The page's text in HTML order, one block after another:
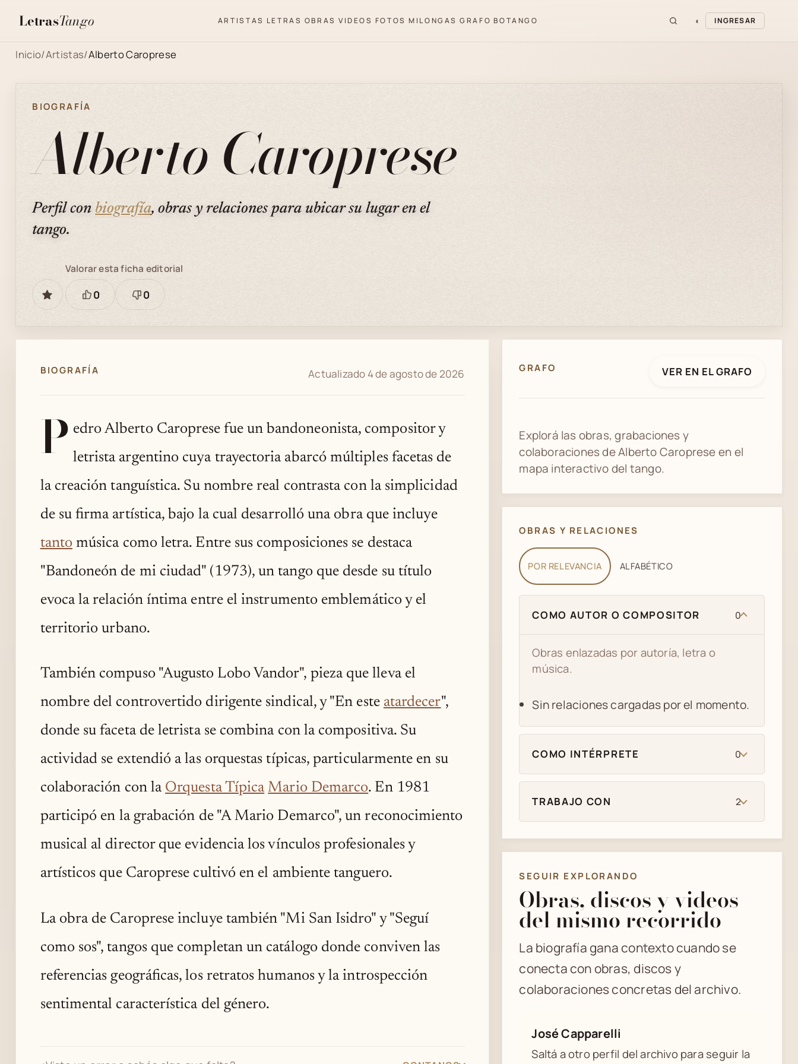
LetrasTango ARTISTAS LETRAS OBRAS VIDEOS FOTOS MILONGAS GRAFO BOTANGO ◐ INGRESAR
Inicio/Artistas/Alberto Caroprese
BIOGRAFÍA
Alberto Caroprese
Perfil con biografía, obras y relaciones para ubicar su lugar en el
tango.
GUARDAR
Valorar esta ficha editorial
Está
0
Necesita
0
BIOGRAFÍA Actualizado 4 de agosto de 2026
P edro Alberto Caroprese fue un bandoneonista, compositor y
letrista argentino cuya trayectoria abarcó múltiples facetas de
la creación tanguística. Su nombre real contrasta con la simplicidad
de su firma artística, bajo la cual desarrolló una obra que incluye
tantomúsica como letra. Entre sus composiciones se destaca
"Bandoneón de mi ciudad" (1973), un tango que desde su título
evoca la relación íntima entre el instrumento emblemático y el
territorio urbano.
También compuso "Augusto Lobo Vandor", pieza que lleva el
nombre del controvertido dirigente sindical, y "En este atardecer",
donde su faceta de letrista se combina con la compositiva. Su
actividad se extendió a las orquestas típicas, particularmente en su
colaboración con la Orquesta Típica Mario Demarco. En 1981
participó en la grabación de "A Mario Demarco", un reconocimiento
musical al director que evidencia los vínculos profesionales y
artísticos que Caroprese cultivó en el ambiente tanguero.
La obra de Caroprese incluye también "Mi San Isidro" y "Seguí
como sos", tangos que completan un catálogo donde conviven las
referencias geográficas, los retratos humanos y la introspección
sentimental característica del género.
GRAFO VER EN EL GRAFO
Explorá las obras, grabaciones y
colaboraciones de Alberto Caroprese en el
mapa interactivo del tango.
OBRAS Y RELACIONES
POR RELEVANCIA ALFABÉTICO
COMO AUTOR O COMPOSITOR 0
Obras enlazadas por autoría, letra o
música.
Sin relaciones cargadas por el momento.
COMO INTÉRPRETE 0
TRABAJO CON 2
SEGUIR EXPLORANDO
Obras, discos y videos
del mismo recorrido
La biografía gana contexto cuando se
conecta con obras, discos y
colaboraciones concretas del archivo.
José Capparelli
Saltá a otro perfil del archivo para seguir la